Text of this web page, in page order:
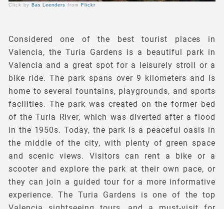
Click by Bas Leenders from Flickr
Considered one of the best tourist places in
Valencia, the Turia Gardens is a beautiful park in
Valencia and a great spot for a leisurely stroll or a
bike ride. The park spans over 9 kilometers and is
home to several fountains, playgrounds, and sports
facilities. The park was created on the former bed
of the Turia River, which was diverted after a flood
in the 1950s. Today, the park is a peaceful oasis in
the middle of the city, with plenty of green space
and scenic views. Visitors can rent a bike or a
scooter and explore the park at their own pace, or
they can join a guided tour for a more informative
experience. The Turia Gardens is one of the top